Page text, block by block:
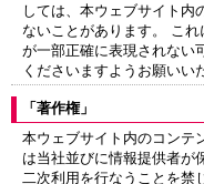
しては、本ウェブサイト内
ないことがあります。 こ
が一部正確に表現されない
くださいますようお願いい
「著作権」
本ウェブサイト内のコンテ
は当社並びに情報提供者が
二次利用を行なうことを禁